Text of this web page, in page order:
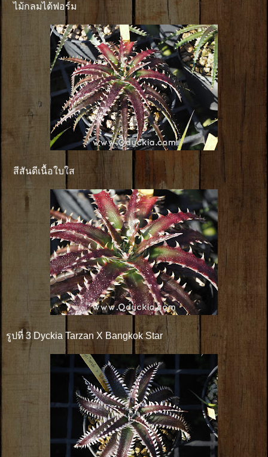
ไม้กลมได้ฟอร์ม
สีสันดีเนื้อใบใส
รูปที่ 3 Dyckia Tarzan X Bangkok Star